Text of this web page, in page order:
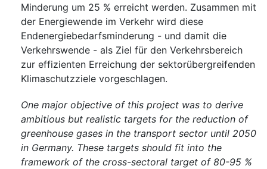
Minderung um 25 % erreicht werden. Zusammen mit
der Energiewende im Verkehr wird diese
Endenergiebedarfsminderung - und damit die
Verkehrswende - als Ziel für den Verkehrsbereich
zur effizienten Erreichung der sektorübergreifenden
Klimaschutzziele vorgeschlagen.
One major objective of this project was to derive
ambitious but realistic targets for the reduction of
greenhouse gases in the transport sector until 2050
in Germany. These targets should fit into the
framework of the cross-sectoral target of 80-95 %